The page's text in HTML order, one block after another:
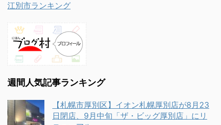
江別市ランキング
週間人気記事ランキング
【札幌市厚別区】イオン札幌厚別店が8月23
日閉店、9月中旬「ザ・ビッグ厚別店」にリ